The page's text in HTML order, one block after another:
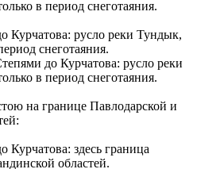
в период снеготаяния.
до Курчатова: русло реки
в период снеготаяния.
на границе Павлодарской и